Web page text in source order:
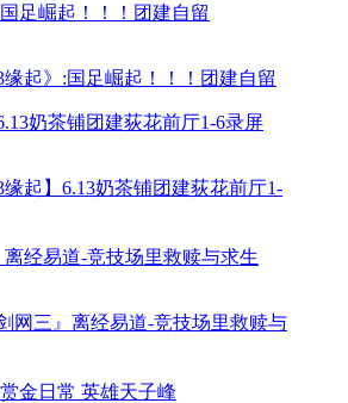
国足崛起！！！团建自留
奶茶铺团建荻花前厅1-6录屏
离经易道-竞技场里救赎与求生
赏金日常 英雄天子峰